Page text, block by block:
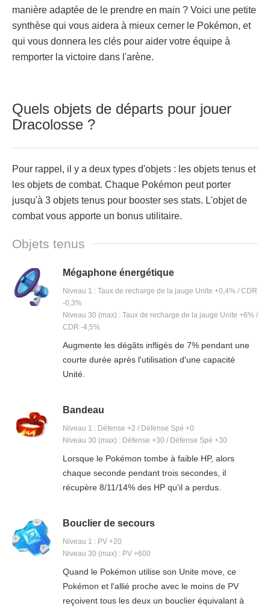
manière adaptée de le prendre en main ? Voici une petite
synthèse qui vous aidera à mieux cerner le Pokémon, et
qui vous donnera les clés pour aider votre équipe à
remporter la victoire dans l'arène.
Quels objets de départs pour jouer
Dracolosse ?
Pour rappel, il y a deux types d'objets : les objets tenus et
les objets de combat. Chaque Pokémon peut porter
jusqu'à 3 objets tenus pour booster ses stats. L'objet de
combat vous apporte un bonus utilitaire.
Objets tenus
Mégaphone énergétique
Niveau 1 : Taux de recharge de la jauge Unite +0,4% / CDR
-0,3%
Niveau 30 (max) : Taux de recharge de la jauge Unite +6% /
CDR -4,5%
Augmente les dégâts infligés de 7% pendant une
courte durée après l'utilisation d'une capacité
Unité.
Bandeau
Niveau 1 : Défense +2 / Défense Spé +0
Niveau 30 (max) : Défense +30 / Défense Spé +30
Lorsque le Pokémon tombe à faible HP, alors
chaque seconde pendant trois secondes, il
récupère 8/11/14% des HP qu'il a perdus.
Bouclier de secours
Niveau 1 : PV +20
Niveau 30 (max) : PV +600
Quand le Pokémon utilise son Unite move, ce
Pokémon et l'allié proche avec le moins de PV
reçoivent tous les deux un bouclier équivalant à